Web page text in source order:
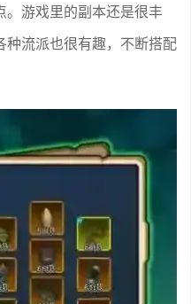
。游戏里的副本还是很丰
种流派也很有趣，不断搭配